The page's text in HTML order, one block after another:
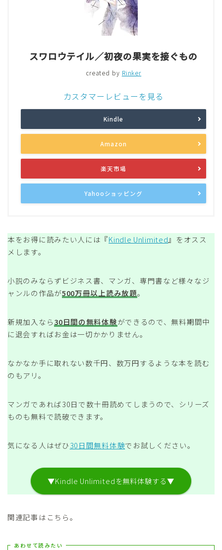
スワロウテイル／初夜の果実を接ぐもの
created by Rinker
カスタマーレビューを見る
Kindle
Amazon
楽天市場
Yahooショッピング
本をお得に読みたい人には『Kindle Unlimited』をオスス
メします。
小説のみならずビジネス書、マンガ、専門書など様々なジ
ャンルの作品が500万冊以上読み放題。
新規加入なら30日間の無料体験ができるので、無料期間中
に退会すればお金は一切かかりません。
なかなか手に取れない数千円、数万円するような本を読む
のもアリ。
マンガであれば30日で数十冊読めてしまうので、シリーズ
ものも無料で読破できます。
気になる人はぜひ30日間無料体験でお試しください。
▼Kindle Unlimitedを無料体験する▼
関連記事はこちら。
あわせて読みたい